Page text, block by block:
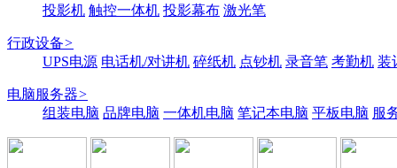
投影机 触控一体机 投影幕布 激光笔
行政设备>
UPS电源 电话机/对讲机 碎纸机 点钞机 录音笔 考勤机 装
电脑服务器>
组装电脑 品牌电脑 一体机电脑 笔记本电脑 平板电脑 服